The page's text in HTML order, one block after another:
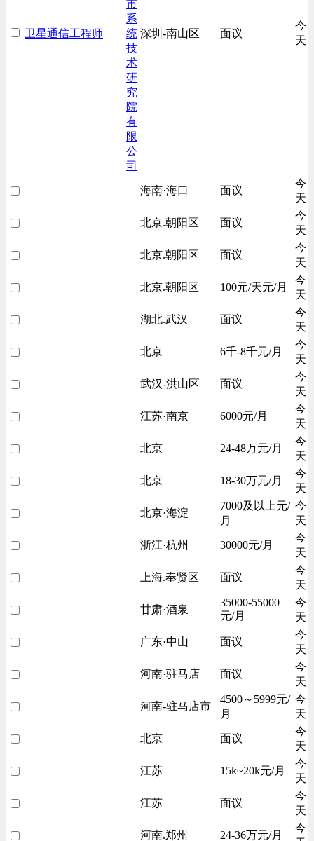
卫星通信工程师
市
系
统
技
术
研
究
院
有
限
公
司
深圳-南山区 面议
今
天
海南·海口 面议
今
天
北京.朝阳区 面议
今
天
北京.朝阳区 面议
今
天
北京.朝阳区 100元/天元/月
今
天
湖北.武汉 面议
今
天
北京 6千-8千元/月
今
天
武汉-洪山区 面议
今
天
江苏·南京 6000元/月
今
天
北京 24-48万元/月
今
天
北京 18-30万元/月
今
天
北京·海淀
7000及以上元/
月
今
天
浙江·杭州 30000元/月
今
天
上海.奉贤区 面议
今
天
甘肃·酒泉
35000-55000
元/月
今
天
广东·中山 面议
今
天
河南·驻马店 面议
今
天
河南-驻马店市
4500～5999元/
月
今
天
北京 面议
今
天
江苏 15k~20k元/月
今
天
江苏 面议
今
天
河南.郑州 24-36万元/月
今